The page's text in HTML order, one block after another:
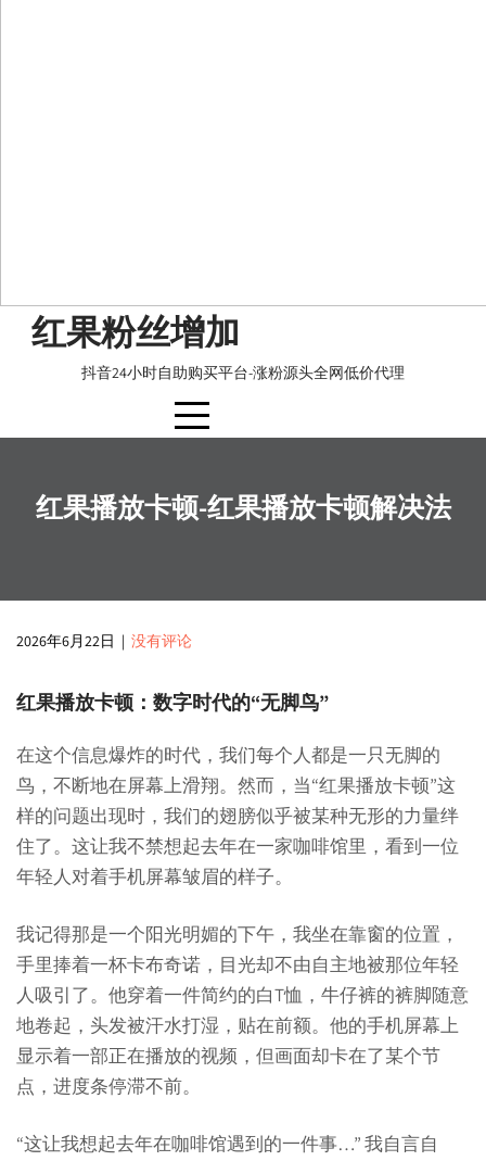
红果粉丝增加
抖音24小时自助购买平台-涨粉源头全网低价代理
红果播放卡顿-红果播放卡顿解决法
2026年6月22日 | 没有评论
红果播放卡顿：数字时代的“无脚鸟”
在这个信息爆炸的时代，我们每个人都是一只无脚的
鸟，不断地在屏幕上滑翔。然而，当“红果播放卡顿”这
样的问题出现时，我们的翅膀似乎被某种无形的力量绊
住了。这让我不禁想起去年在一家咖啡馆里，看到一位
年轻人对着手机屏幕皱眉的样子。
我记得那是一个阳光明媚的下午，我坐在靠窗的位置，
手里捧着一杯卡布奇诺，目光却不由自主地被那位年轻
人吸引了。他穿着一件简约的白T恤，牛仔裤的裤脚随意
地卷起，头发被汗水打湿，贴在前额。他的手机屏幕上
显示着一部正在播放的视频，但画面却卡在了某个节
点，进度条停滞不前。
“这让我想起去年在咖啡馆遇到的一件事…” 我自言自